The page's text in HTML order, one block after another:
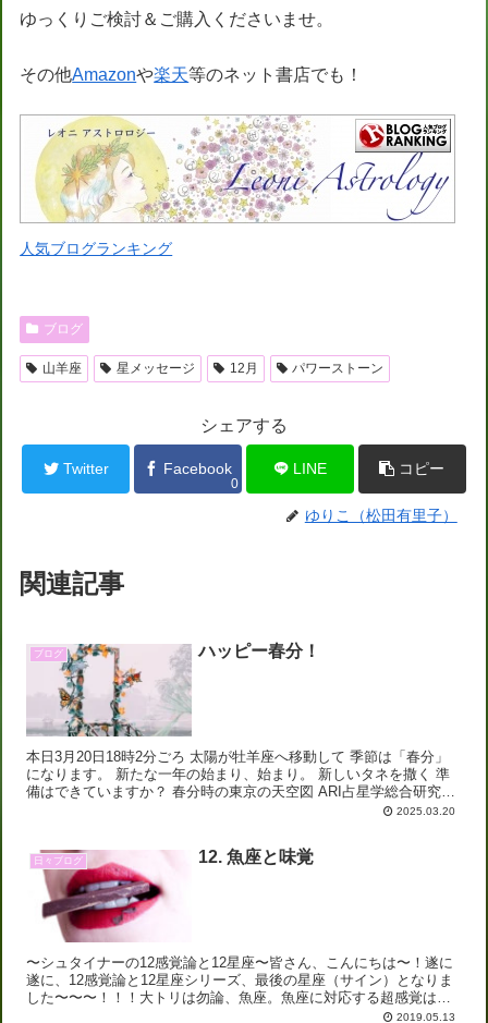
ゆっくりご検討＆ご購入くださいませ。
その他Amazonや楽天等のネット書店でも！
人気ブログランキング
ブログ
山羊座 星メッセージ 12月 パワーストーン
シェアする
Twitter Facebook
0
LINE コピー
ゆりこ（松田有里子）
関連記事
ブログ ハッピー春分！
本日3月20日18時2分ごろ 太陽が牡羊座へ移動して 季節は「春分」
になります。 新たな一年の始まり、始まり。 新しいタネを撒く 準
備はできていますか？ 春分時の東京の天空図 ARI占星学総合研究所
2025.03.20
日々ブログ 12. 魚座と味覚
〜シュタイナーの12感覚論と12星座〜皆さん、こんにちは〜！遂に
遂に、12感覚論と12星座シリーズ、最後の星座（サイン）となりま
した〜〜〜！！！大トリは勿論、魚座。魚座に対応する超感覚は
「味覚」です。牡羊座から始まった旅の終盤。酸いも甘いも...2019.05.13